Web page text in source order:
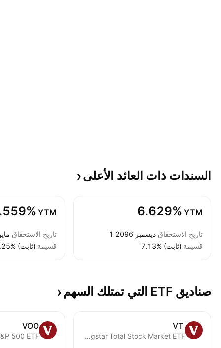
السندات ذات العائد الأعلى
6.629% YTM
تاريخ الاستحقاق 1 ديسمبر 2096
قسيمة 7.13% (ثابت)
YTM
تاريخ الاستحقاق 15 مايو
قسيمة 4.25% (ثابت)
صناديق ETF التي تمتلك السهم
VTI
Vanguard Morningstar Total Stock Market ETF
VOO
500 ETF